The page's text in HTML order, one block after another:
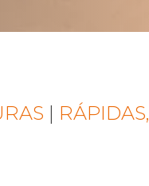
| RÁPIDAS,